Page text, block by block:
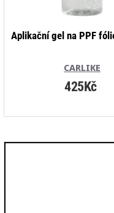
CARLIKE
Aplikační gel na PPF
425Kč